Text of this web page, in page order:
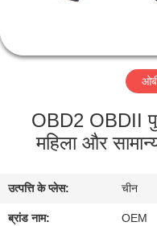
में
भ्रमण
नियंत्रण
OBD2 OBDII
महिला और
उत्पत्ति के प्लेस: चीन
ब्रांड नाम: OEM